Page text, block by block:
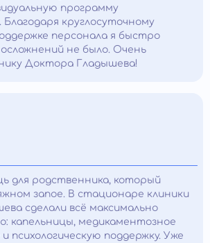
программу
Благодаря круглосуточному
персонала я быстро
не было. Очень
Доктора Гладышева!
для родственника, который
запое. В стационаре клиники
сделали всё максимально
капельницы, медикаментозное
психологическую поддержку. Уже